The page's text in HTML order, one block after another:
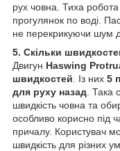
рух човна. Тиха
прогулянок по воді.
не перекрикуючи шум
5. Скільки
Двигун Haswing
швидкостей . Із них 5
для руху назад .
швидкість човна та
особливо корисно під
причалу. Користувач
швидкість для різних